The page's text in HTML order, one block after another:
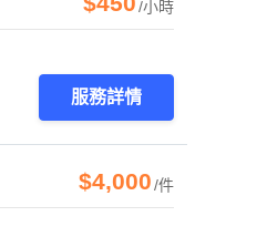
/小時
服務詳情
$4,000/件